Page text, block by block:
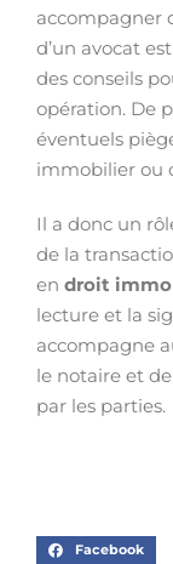
accompagner
d’un avocat
des conseils
opération. De
éventuels
immobilier ou
Il a donc un
de la
en droit
lecture et la
accompagne
le notaire et
par les parties.
Facebook